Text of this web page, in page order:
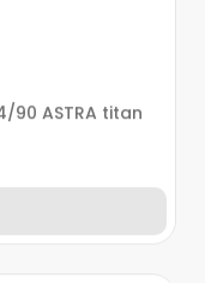
90 ASTRA titan